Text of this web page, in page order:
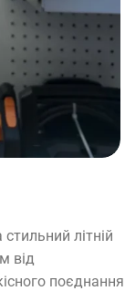
літній
від
поєднання